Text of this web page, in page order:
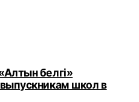
белгi»
школ в